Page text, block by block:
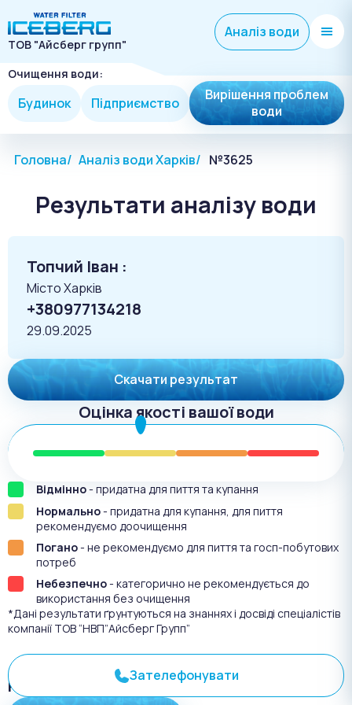
ТОВ "Айсберг групп"
Аналіз води
Очищення води:
Будинок Підприємство
Вирішення проблем
води
Головна Аналіз води Харків №3625
Результати аналізу води
Топчий Іван :
Місто Харків
+380977134218
29.09.2025
Скачати результат
Оцінка якості вашої води
Відмінно- придатна для пиття та купання
Нормально- придатна для купання, для пиття
рекомендуємо доочищення
Погано- не рекомендуємо для пиття та госп-побутових
потреб
Небезпечно- категорично не рекомендується до
використання без очищення
*Дані результати ґрунтуються на знаннях і досвіді спеціалістів
компанії ТОВ “НВП”Айсберг Групп”
Результат аналіза №3625
Зателефонувати